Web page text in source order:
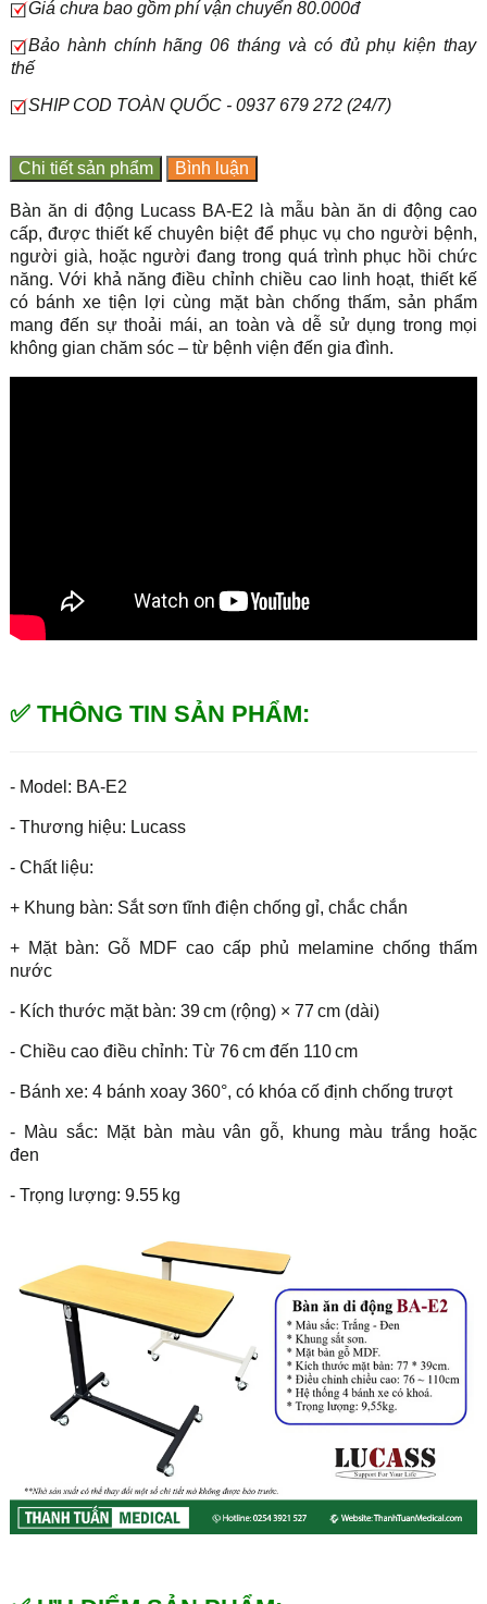
Giá chưa bao gồm phí vận chuyển 80.000đ
Bảo hành chính hãng 06 tháng và có đủ phụ kiện thay
thế
SHIP COD TOÀN QUỐC - 0937 679 272 (24/7)
Chi tiết sản phẩm Bình luận
Bàn ăn di động Lucass BA-E2 là mẫu bàn ăn di động cao
cấp, được thiết kế chuyên biệt để phục vụ cho người bệnh,
người già, hoặc người đang trong quá trình phục hồi chức
năng. Với khả năng điều chỉnh chiều cao linh hoạt, thiết kế
có bánh xe tiện lợi cùng mặt bàn chống thấm, sản phẩm
mang đến sự thoải mái, an toàn và dễ sử dụng trong mọi
không gian chăm sóc – từ bệnh viện đến gia đình.
✅ THÔNG TIN SẢN PHẨM:
- Model: BA-E2
- Thương hiệu: Lucass
- Chất liệu:
+ Khung bàn: Sắt sơn tĩnh điện chống gỉ, chắc chắn
+ Mặt bàn: Gỗ MDF cao cấp phủ melamine chống thấm
nước
- Kích thước mặt bàn: 39 cm (rộng) × 77 cm (dài)
- Chiều cao điều chỉnh: Từ 76 cm đến 110 cm
- Bánh xe: 4 bánh xoay 360°, có khóa cố định chống trượt
- Màu sắc: Mặt bàn màu vân gỗ, khung màu trắng hoặc
đen
- Trọng lượng: 9.55 kg